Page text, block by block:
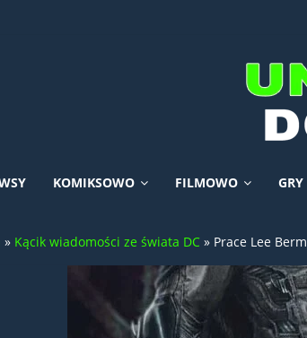
KOMIKSOWO FILMOWO GRY
» Kącik wiadomości ze świata DC » Prace Lee